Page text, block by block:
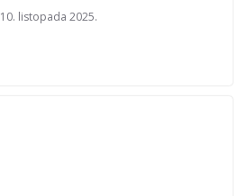
10. listopada 2025.